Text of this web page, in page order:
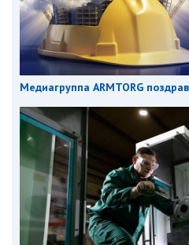
Медиагруппа ARMTORG